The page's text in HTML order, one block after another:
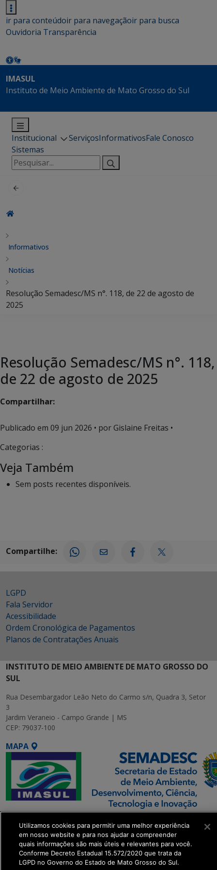
ir para conteúdoir para navegaçãoir para busca
Ouvidoria Transparência
IMASUL
Instituto de Meio Ambiente de Mato Grosso do Sul
Institucional ServiçosInformativosFale Conosco
Sistemas
Pesquisar
por:
Informativos
Notícias
Resolução Semadesc/MS n°. 118, de 22 de agosto de
2025
Resolução Semadesc/MS n°. 118,
de 22 de agosto de 2025
Compartilhar:
Publicado em 09 jun 2026 • por Gislaine Freitas •
Categorias :
Veja Também
Sem posts recentes disponíveis.
Compartilhe:
LGPD
Fala Servidor
Acessibilidade
Ordem Cronológica de Pagamentos
Planos de Contratações Anuais
INSTITUTO DE MEIO AMBIENTE DE MATO GROSSO DO
SUL
Rua Desembargador Leão Neto do Carmo s/n, Quadra 3, Setor
3
Jardim Veraneio - Campo Grande | MS
CEP: 79037-100
MAPA
SETDIG | Secretaria-
Executiva de
Transformação Digital
Utilizamos cookies para permitir uma melhor experiência
em nosso website e para nos ajudar a compreender
quais informações são mais úteis e relevantes para você.
Conforme Decreto Estadual 15.572/2020 que trata da
LGPD no Governo do Estado de Mato Grosso do Sul.